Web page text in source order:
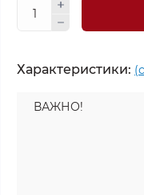
Характеристики:
ВАЖНО!